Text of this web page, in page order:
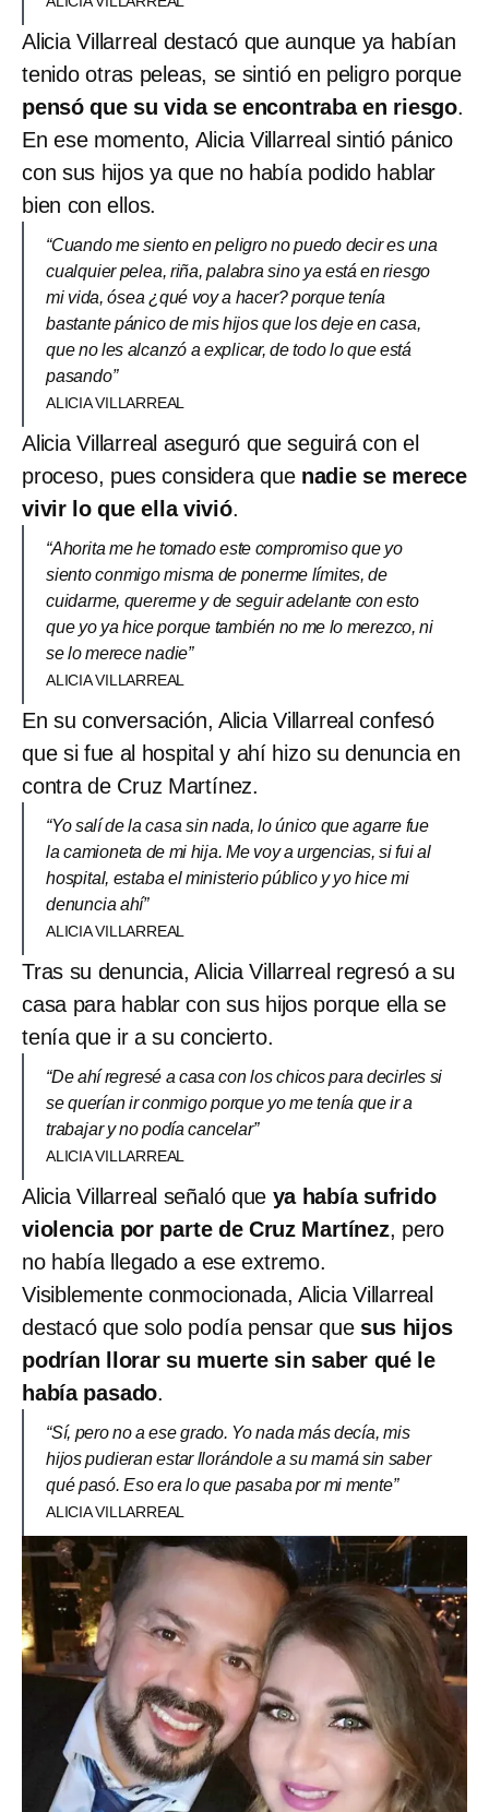
Alicia Villarreal destacó que aunque ya habían
tenido otras peleas, se sintió en peligro porque
pensó que su vida se encontraba en riesgo.
En ese momento, Alicia Villarreal sintió pánico
con sus hijos ya que no había podido hablar
bien con ellos.
“Cuando me siento en peligro no puedo decir es una
cualquier pelea, riña, palabra sino ya está en riesgo
mi vida, ósea ¿qué voy a hacer? porque tenía
bastante pánico de mis hijos que los deje en casa,
que no les alcanzó a explicar, de todo lo que está
pasando”
ALICIA VILLARREAL
Alicia Villarreal aseguró que seguirá con el
proceso, pues considera que nadie se merece
vivir lo que ella vivió.
“Ahorita me he tomado este compromiso que yo
siento conmigo misma de ponerme límites, de
cuidarme, quererme y de seguir adelante con esto
que yo ya hice porque también no me lo merezco, ni
se lo merece nadie”
ALICIA VILLARREAL
En su conversación, Alicia Villarreal confesó
que si fue al hospital y ahí hizo su denuncia en
contra de Cruz Martínez.
“Yo salí de la casa sin nada, lo único que agarre fue
la camioneta de mi hija. Me voy a urgencias, si fui al
hospital, estaba el ministerio público y yo hice mi
denuncia ahí”
ALICIA VILLARREAL
Tras su denuncia, Alicia Villarreal regresó a su
casa para hablar con sus hijos porque ella se
tenía que ir a su concierto.
“De ahí regresé a casa con los chicos para decirles si
se querían ir conmigo porque yo me tenía que ir a
trabajar y no podía cancelar”
ALICIA VILLARREAL
Alicia Villarreal señaló que ya había sufrido
violencia por parte de Cruz Martínez, pero
no había llegado a ese extremo.
Visiblemente conmocionada, Alicia Villarreal
destacó que solo podía pensar que sus hijos
podrían llorar su muerte sin saber qué le
había pasado.
“Sí, pero no a ese grado. Yo nada más decía, mis
hijos pudieran estar llorándole a su mamá sin saber
qué pasó. Eso era lo que pasaba por mi mente”
ALICIA VILLARREAL